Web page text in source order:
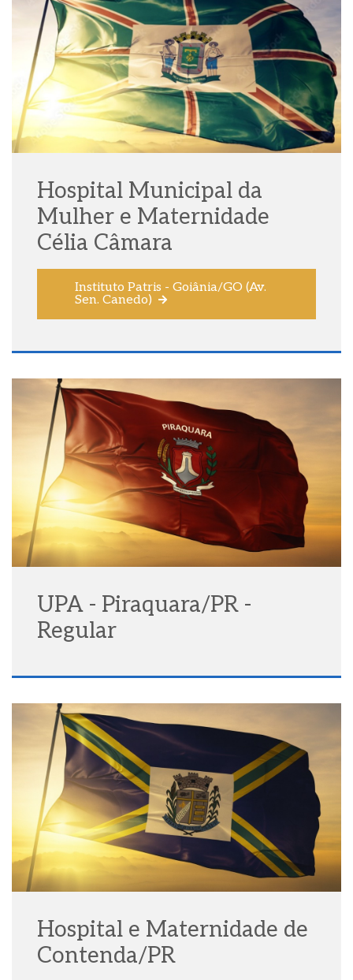
Hospital Municipal da
Mulher e Maternidade
Célia Câmara
Instituto Patris - Goiânia/GO (Av.
Sen. Canedo)
UPA - Piraquara/PR -
Regular
Hospital e Maternidade de
Contenda/PR